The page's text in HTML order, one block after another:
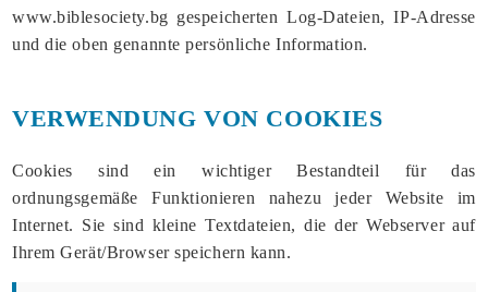
www.biblesociety.bg gespeicherten Log-Dateien, IP-Adresse
und die oben genannte persönliche Information.
VERWENDUNG VON COOKIES
Cookies sind ein wichtiger Bestandteil für das
ordnungsgemäße Funktionieren nahezu jeder Website im
Internet. Sie sind kleine Textdateien, die der Webserver auf
Ihrem Gerät/Browser speichern kann.